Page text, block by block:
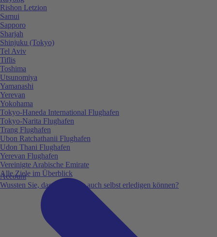
Account
Wussten Sie, dass Sie vieles auch selbst erledigen können?
Rishon Letzion
Samui
Sapporo
Sharjah
Shinjuku (Tokyo)
Tel Aviv
Tiflis
Toshima
Utsunomiya
Yamanashi
Yerevan
Yokohama
Tokyo-Haneda International Flughafen
Tokyo-Narita Flughafen
Trang Flughafen
Ubon Ratchathanii Flughafen
Udon Thani Flughafen
Yerevan Flughafen
Vereinigte Arabische Emirate
Alle Ziele im Überblick